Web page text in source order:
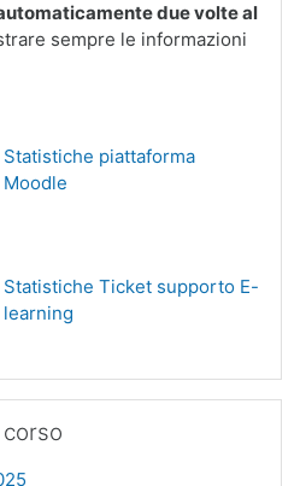
due volte al
sempre le informazioni
Statistiche piattaforma
Moodle
Statistiche Ticket supporto E-
learning